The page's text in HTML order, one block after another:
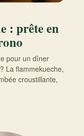
: prête en
pour un dîner
La flammekueche,
croustillante,